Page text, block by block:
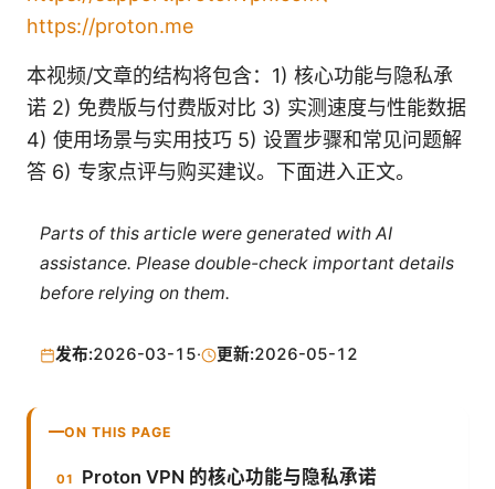
https://proton.me
本视频/文章的结构将包含：1) 核心功能与隐私承
诺 2) 免费版与付费版对比 3) 实测速度与性能数据
4) 使用场景与实用技巧 5) 设置步骤和常见问题解
答 6) 专家点评与购买建议。下面进入正文。
Parts of this article were generated with AI
assistance. Please double-check important details
before relying on them.
发布:2026-03-15· 更新:2026-05-12
ON THIS PAGE
Proton VPN 的核心功能与隐私承诺